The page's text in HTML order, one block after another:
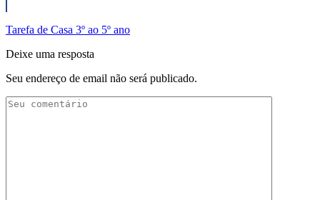
Tarefa de Casa 3º ao 5º ano
Deixe uma resposta
Seu endereço de email não será publicado.